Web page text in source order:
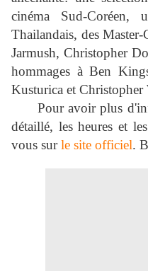
cinéma Sud-Coréen,
Thailandais, des
Jarmush, Christopher
hommages à Ben
Kusturica et Christopher
Pour avoir plus
détaillé, les heures et
vous surle site officiel.